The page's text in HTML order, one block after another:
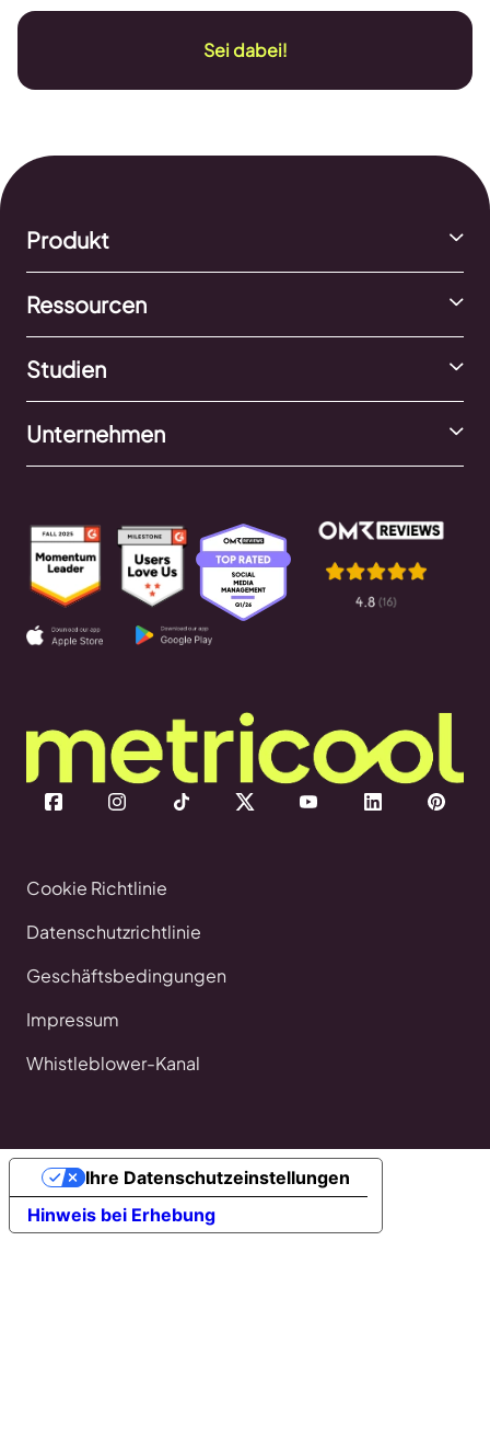
Sei dabei!
Produkt
Ressourcen
Studien
Unternehmen
Cookie Richtlinie
Datenschutzrichtlinie
Geschäftsbedingungen
Impressum
Whistleblower-Kanal
Hinweis bei Erhebung
Ihre Datenschutzeinstellungen